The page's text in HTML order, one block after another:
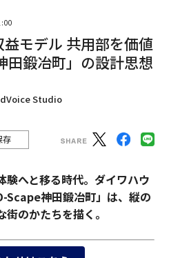
モデル 共用部を価値
田鍛冶町」の設計思想
Studio
存
験へと移る時代。ダイワハウ
Scape神田鍛冶町」は、縦の
のかたちを描く。